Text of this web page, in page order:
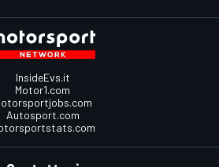
InsideEvs.it
Motor1.com
Autosport.com